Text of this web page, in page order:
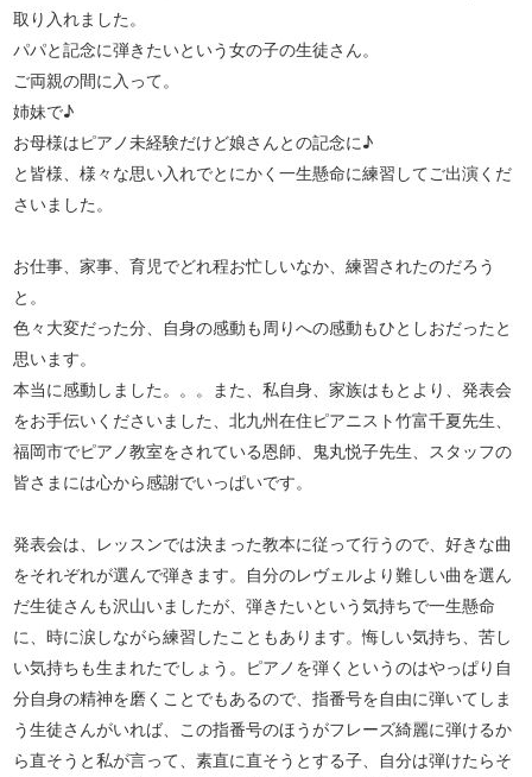
取り入れました。
パパと記念に弾きたいという女の子の生徒さん。
ご両親の間に入って。
姉妹で♪
お母様はピアノ未経験だけど娘さんとの記念に♪
と皆様、様々な思い入れでとにかく一生懸命に練習してご出演くだ
さいました。
お仕事、家事、育児でどれ程お忙しいなか、練習されたのだろう
と。
色々大変だった分、自身の感動も周りへの感動もひとしおだったと
思います。
本当に感動しました。。。また、私自身、家族はもとより、発表会
をお手伝いくださいました、北九州在住ピアニスト竹富千夏先生、
福岡市でピアノ教室をされている恩師、鬼丸悦子先生、スタッフの
皆さまには心から感謝でいっぱいです。
発表会は、レッスンでは決まった教本に従って行うので、好きな曲
をそれぞれが選んで弾きます。自分のレヴェルより難しい曲を選ん
だ生徒さんも沢山いましたが、弾きたいという気持ちで一生懸命
に、時に涙しながら練習したこともあります。悔しい気持ち、苦し
い気持ちも生まれたでしょう。ピアノを弾くというのはやっぱり自
分自身の精神を磨くことでもあるので、指番号を自由に弾いてしま
う生徒さんがいれば、この指番号のほうがフレーズ綺麗に弾けるか
ら直そうと私が言って、素直に直そうとする子、自分は弾けたらそ